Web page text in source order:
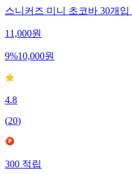
스니커즈 미니 초코바 30개
11,000원
9%10,000원
4.8
(20)
300적립